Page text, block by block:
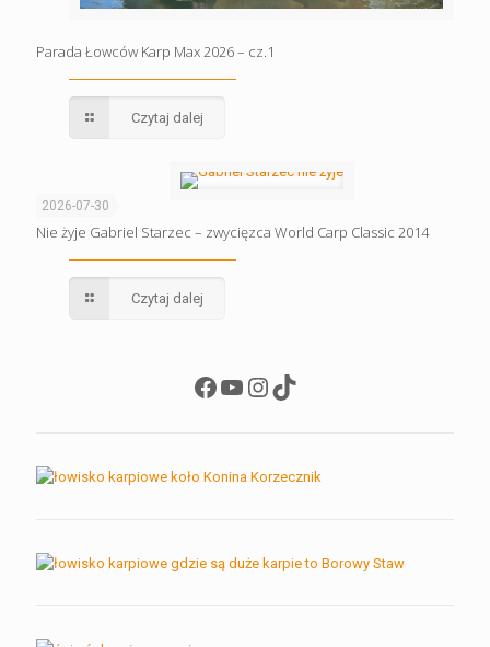
Parada Łowców Karp Max 2026 – cz.1
Czytaj dalej
2026-07-30
Nie żyje Gabriel Starzec – zwycięzca World Carp Classic 2014
Czytaj dalej
Facebook
YouTube
Instagram
TikTok